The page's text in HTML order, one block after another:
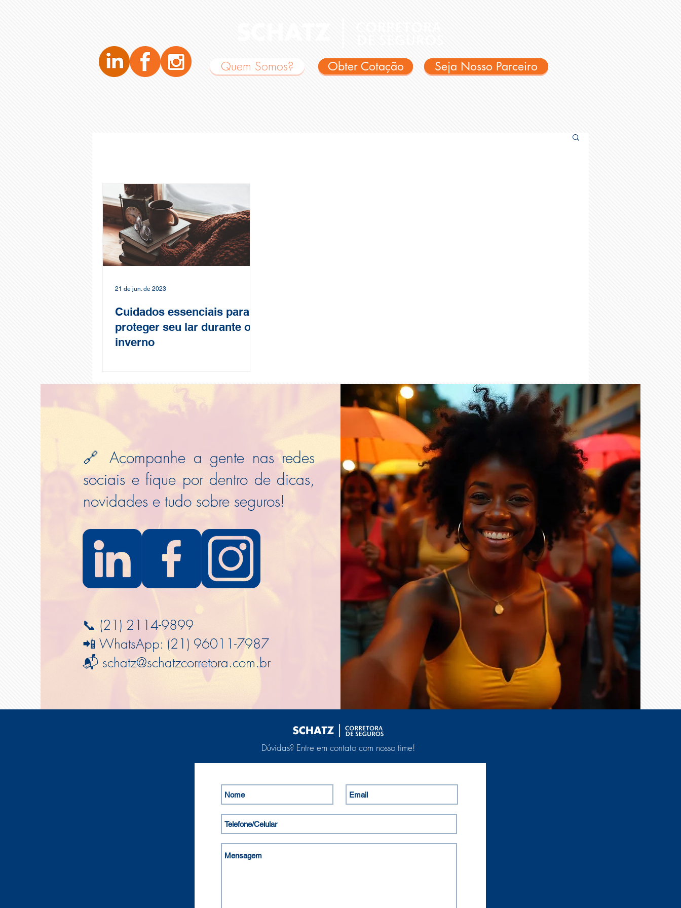
Quem Somos? Obter Cotação
Obter Cotação Seja Nosso Parceiro
Seja Nosso Parceiro
Cuidados essenciais para
proteger seu lar durante o
inverno
21 de jun. de 2023
🔗 Acompanhe a gente nas redes
sociais e fique por dentro de dicas,
novidades e tudo sobre seguros!
📞 (21) 2114-9899
📲 WhatsApp: (21) 96011-7987
📬 schatz@schatzcorretora.com.br
Dúvidas? Entre em contato com nosso time!